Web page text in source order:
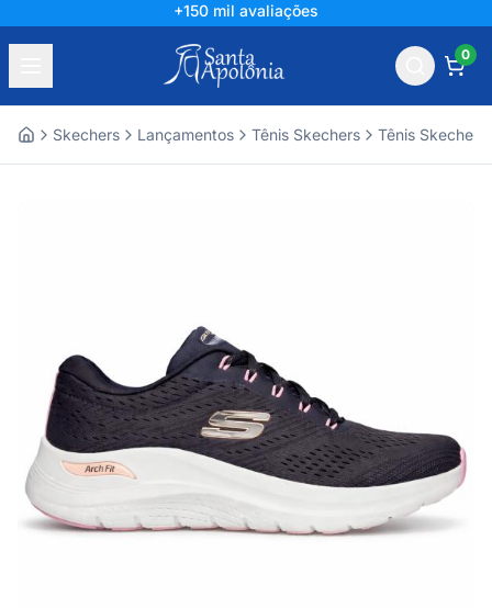
+150 mil avaliações
0
Skechers Lançamentos Tênis Skechers Tênis Skechers